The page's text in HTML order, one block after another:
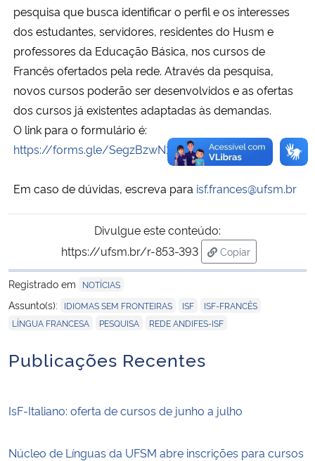
Planalto
pesquisa que busca identificar o perfil e os interesses
dos estudantes, servidores, residentes do Husm e
professores da Educação Básica, nos cursos de
Francês ofertados pela rede. Através da pesquisa,
novos cursos poderão ser desenvolvidos e as ofertas
dos cursos já existentes adaptadas às demandas.
O link para o formulário é:
https://forms.gle/SegzBzwN1LVM2LV89
Em caso de dúvidas, escreva para isf.frances@ufsm.br
Divulgue este conteúdo:
https://ufsm.br/r-853-393
Copiar
para área de
Registrado em
NOTÍCIAS
Assunto(s): IDIOMAS SEM FRONTEIRAS ISF ISF-FRANCÊS
LÍNGUA FRANCESA PESQUISA REDE ANDIFES-ISF
Publicações Recentes
IsF-Italiano: oferta de cursos de junho a julho
Núcleo de Línguas da UFSM abre inscrições para cursos